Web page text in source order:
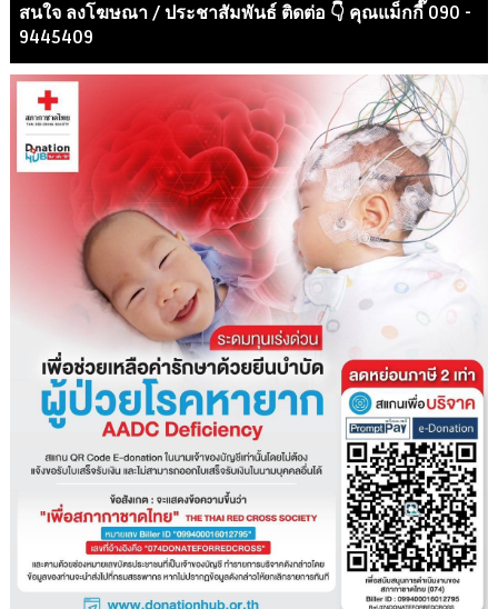
สนใจ ลงโฆษณา / ประชาสัมพันธ์ ติดต่อ 👇 คุณแม็กกี๊ 090 -
9445409